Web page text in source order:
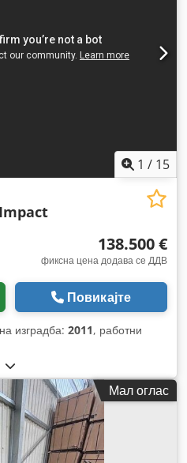
1 / 15
Impact
138.500 €
фиксна цена додава се ДДВ
Повикајте
изградба: 2011, работни
Мал оглас